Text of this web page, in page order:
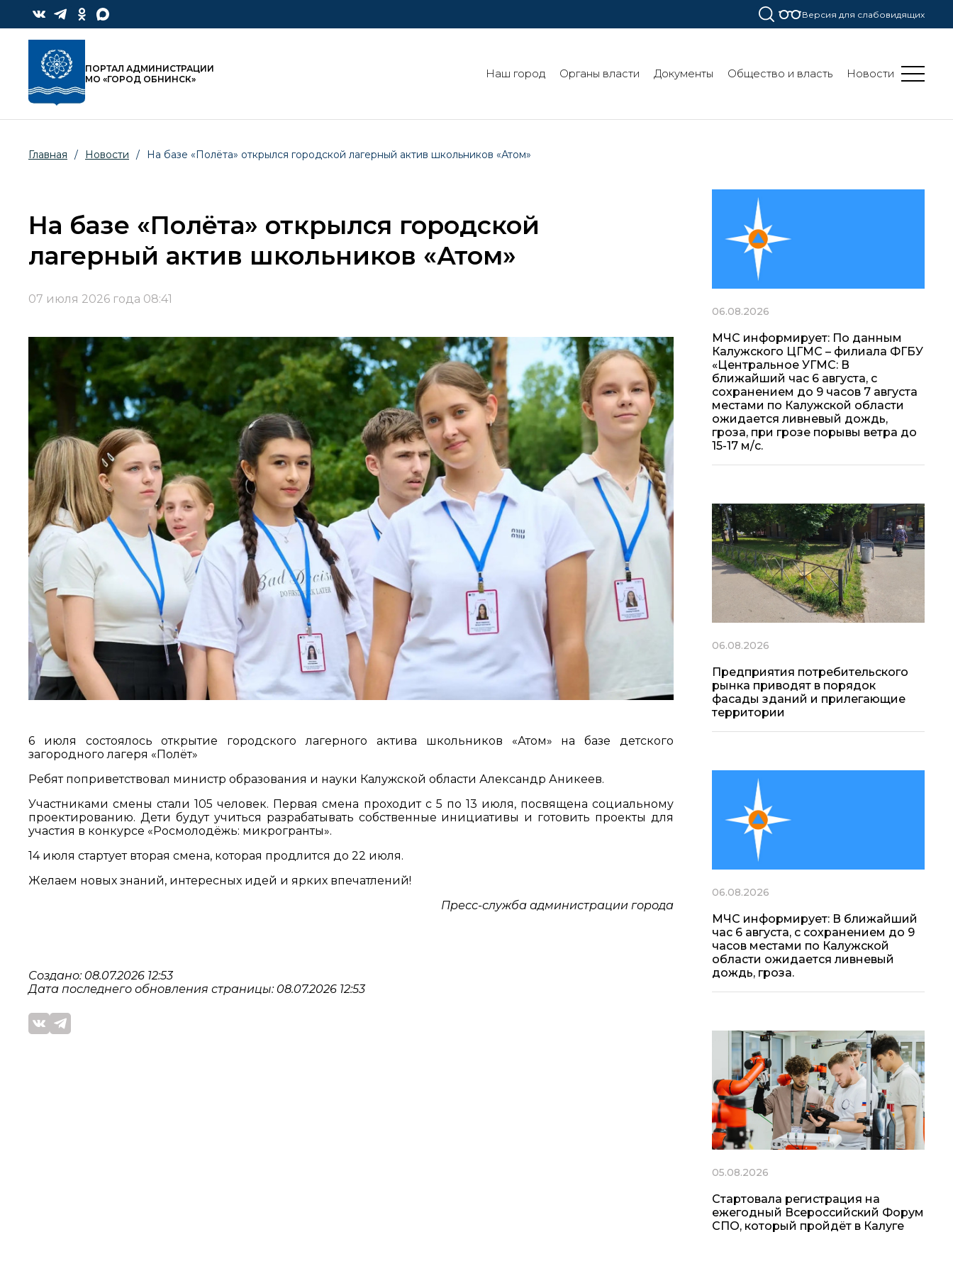
Версия для слабовидящих
ПОРТАЛ АДМИНИСТРАЦИИ
МО «ГОРОД ОБНИНСК»
Наш город Органы власти Документы Общество и власть Новости
Главная / Новости / На базе «Полёта» открылся городской лагерный актив школьников «Атом»
На базе «Полёта» открылся городской
лагерный актив школьников «Атом»
07 июля 2026 года 08:41
6 июля состоялось открытие городского лагерного актива школьников «Атом» на базе детского
загородного лагеря «Полёт»
Ребят поприветствовал министр образования и науки Калужской области Александр Аникеев.
Участниками смены стали 105 человек. Первая смена проходит с 5 по 13 июля, посвящена социальному
проектированию. Дети будут учиться разрабатывать собственные инициативы и готовить проекты для
участия в конкурсе «Росмолодёжь: микрогранты».
14 июля стартует вторая смена, которая продлится до 22 июля.
Желаем новых знаний, интересных идей и ярких впечатлений!
Пресс-служба администрации города
Создано: 08.07.2026 12:53
Дата последнего обновления страницы: 08.07.2026 12:53
06.08.2026
МЧС информирует: По данным
Калужского ЦГМС – филиала ФГБУ
«Центральное УГМС: В
ближайший час 6 августа, с
сохранением до 9 часов 7 августа
местами по Калужской области
ожидается ливневый дождь,
гроза, при грозе порывы ветра до
15-17 м/с.
06.08.2026
Предприятия потребительского
рынка приводят в порядок
фасады зданий и прилегающие
территории
06.08.2026
МЧС информирует: В ближайший
час 6 августа, с сохранением до 9
часов местами по Калужской
области ожидается ливневый
дождь, гроза.
05.08.2026
Стартовала регистрация на
ежегодный Всероссийский Форум
СПО, который пройдёт в Калуге